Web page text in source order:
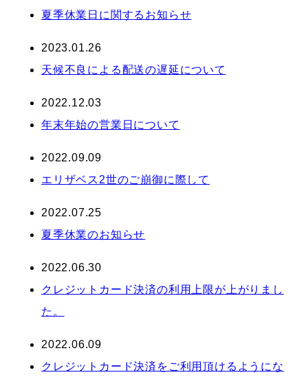
夏季休業日に関するお知らせ
2023.01.26
天候不良による配送の遅延について
2022.12.03
年末年始の営業日について
2022.09.09
エリザベス2世のご崩御に際して
2022.07.25
夏季休業のお知らせ
2022.06.30
クレジットカード決済の利用上限が上がりまし
た。
2022.06.09
クレジットカード決済をご利用頂けるようにな